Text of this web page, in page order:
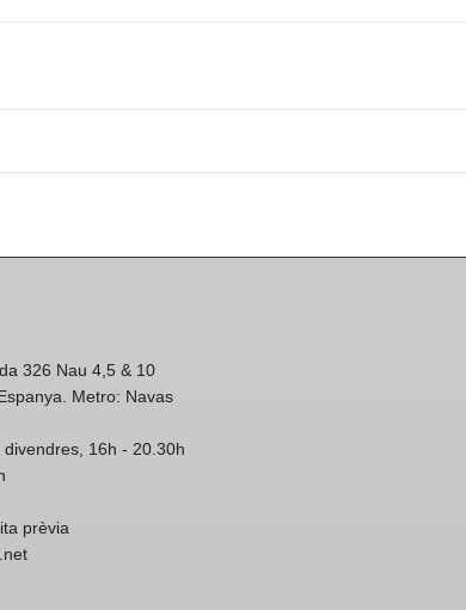
326 Nau 4,5 & 10
Metro: Navas
16h - 20.30h
prèvia